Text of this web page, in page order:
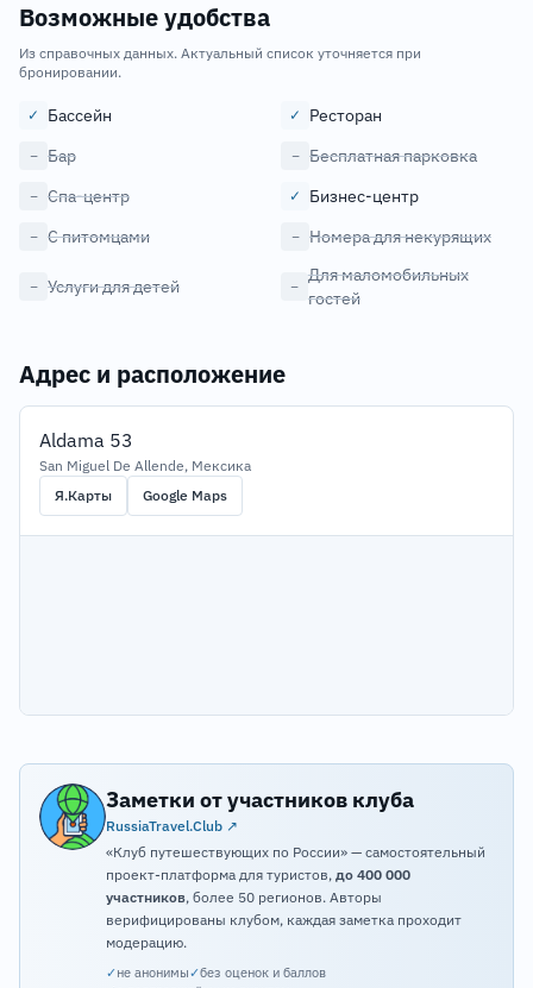
Возможные удобства
Из справочных данных. Актуальный список уточняется при
бронировании.
✓ Бассейн ✓ Ресторан
− Бар − Бесплатная парковка
− Спа-центр ✓ Бизнес-центр
− С питомцами − Номера для некурящих
− Услуги для детей −
Для маломобильных
гостей
Адрес и расположение
Aldama 53
San Miguel De Allende, Мексика
Я.Карты
Google Maps
Заметки от участников клуба
RussiaTravel.Club ↗
«Клуб путешествующих по России» — самостоятельный
проект-платформа для туристов, до 400 000
участников, более 50 регионов. Авторы
верифицированы клубом, каждая заметка проходит
модерацию.
✓не анонимы✓без оценок и баллов